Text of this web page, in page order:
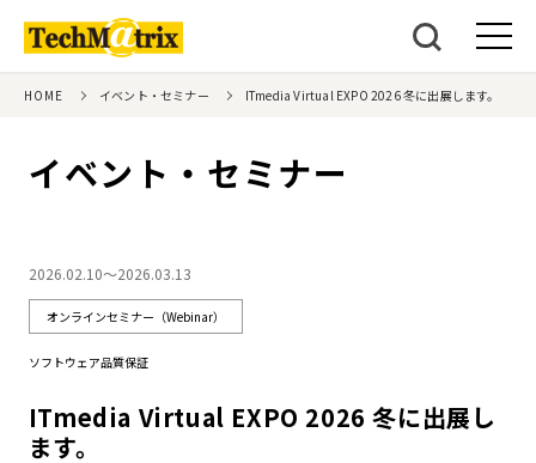
HOME イベント・セミナー ITmedia Virtual EXPO 2026 冬に出展します。
イベント・セミナー
2026.02.10～2026.03.13
オンラインセミナー（Webinar）
ソフトウェア品質保証
ITmedia Virtual EXPO 2026 冬に出展し
ます。